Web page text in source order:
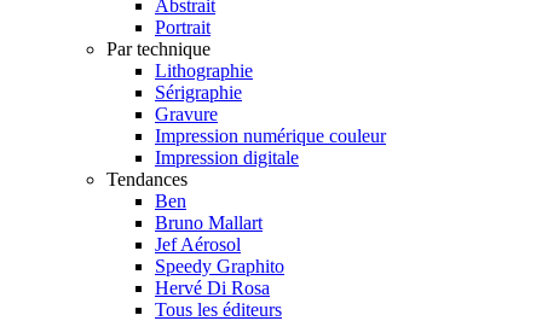
Abstrait
Portrait
Par technique
Lithographie
Sérigraphie
Gravure
Impression numérique couleur
Impression digitale
Tendances
Ben
Bruno Mallart
Jef Aérosol
Speedy Graphito
Hervé Di Rosa
Tous les éditeurs